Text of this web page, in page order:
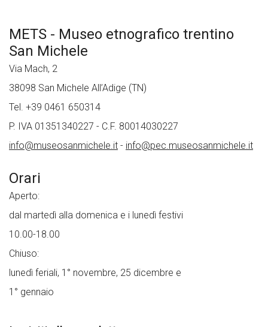
METS - Museo etnografico trentino
San Michele
Via Mach, 2
38098 San Michele All’Adige (TN)
Tel. +39 0461 650314
P. IVA 01351340227 - C.F. 80014030227
info@museosanmichele.it - info@pec.museosanmichele.it
Orari
Aperto:
dal martedì alla domenica e i lunedì festivi
10.00-18.00
Chiuso:
lunedì feriali, 1° novembre, 25 dicembre e
1° gennaio